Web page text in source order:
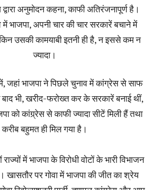
अनुमोदन कहना, काफी अतिरंजनापूर्ण है।
भाजपा, अपनी चार की चार सरकारें बचाने में
उसकी कामयाबी इतनी ही है, न इससे कम न
ज्यादा।
में, जहां भाजपा ने पिछले चुनाव में कांग्रेस से साफ
भी, खरीद-फरोख्त कर के सरकारें बनाई थीं,
को कांग्र्रेस से काफी ज्यादा सीटें मिली हैं तथा
करीब बहुमत ही मिल गया है।
में भाजपा के विरोधी वोटों के भारी विभाजन
खासतौर पर गोवा में भाजपा की जीत का श्रेय